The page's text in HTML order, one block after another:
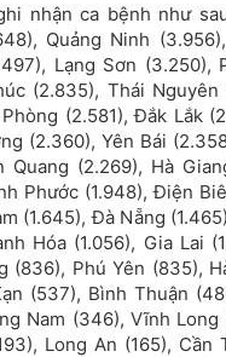
nhận ca bệnh như
Quảng Ninh
Lạng Sơn (3.250),
(2.835), Thái
(2.581), Đắk Lắk
(2.360), Yên Bái
Quang (2.269), Hà
Phước (1.948), Điện
(1.645), Đà Nẵng
Hóa (1.056), Gia Lai
(836), Phú Yên (835),
(537), Bình Thuận
Nam (346), Vĩnh
Long An (165), Cần